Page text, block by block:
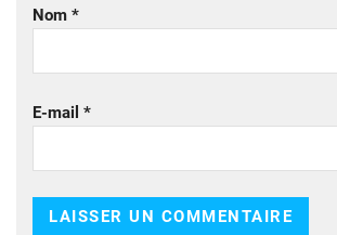
Nom *
E-mail *